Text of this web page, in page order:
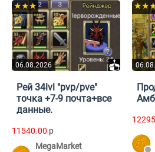
06.08.2026
★★★
Рей 34lvl "pvp/pve"
точка +7-9 почта+все
данные.
11540.00 p
MegaMarket